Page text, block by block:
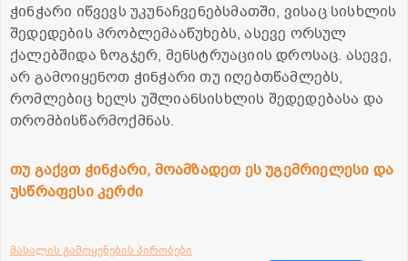
ჭინჭარი იწვევს უკუნაჩვენებსმათში, ვისაც სისხლის
შედედების პრობლემააწუხებს, ასევე ორსულ
ქალებშიდა ზოგჯერ, მენსტრუაციის დროსაც. ასევე,
არ გამოიყენოთ ჭინჭარი თუ იღებთწამლებს,
რომლებიც ხელს უშლიანსისხლის შედედებასა და
თრომბისწარმოქმნას.
თუ გაქვთ ჭინჭარი, მოამზადეთ ეს უგემრიელესი და
უსწრაფესი კერძი
მასალის გამოყენების პირობები